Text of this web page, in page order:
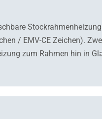
/ EMV-CE Zeichen).
zum Rahmen hin in